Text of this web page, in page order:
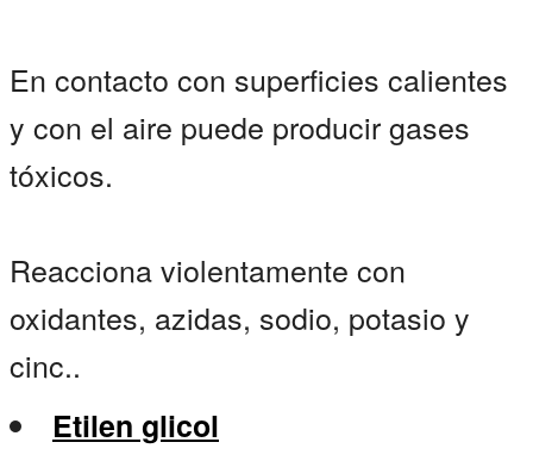
En contacto con superficies calientes
y con el aire puede producir gases
tóxicos.
Reacciona violentamente con
oxidantes, azidas, sodio, potasio y
cinc..
Etilen glicol